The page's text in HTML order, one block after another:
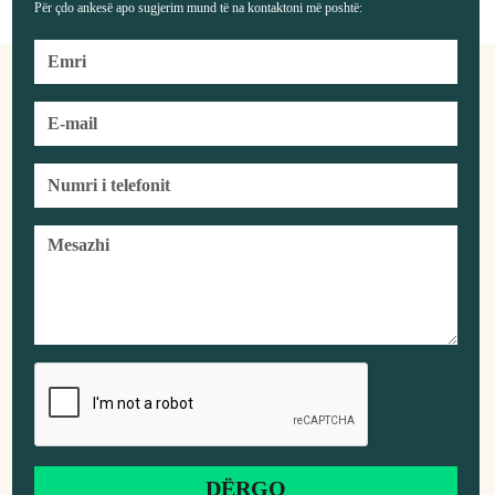
Për çdo ankesë apo sugjerim mund të na kontaktoni më poshtë: